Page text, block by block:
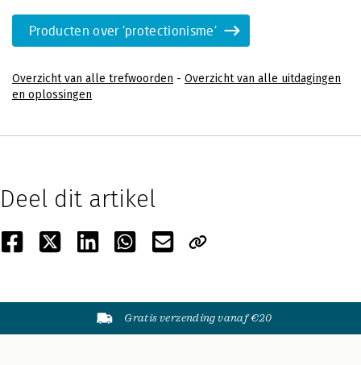
Producten over 'protectionisme'
Overzicht van alle trefwoorden - Overzicht van alle uitdagingen
en oplossingen
Deel dit artikel
Gratis verzending vanaf €20